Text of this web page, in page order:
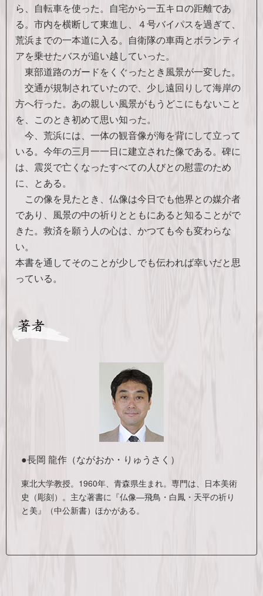
ら、自転車を使った。自宅から一五キロの距離であ
る。市内を横断して東進し、４号バイパスを過ぎて、
荒浜までの一本道に入る。自衛隊の車両とボランティ
アを乗せたバスが追い越していった。
東部道路のガードをくぐったとき風景が一変した。
交通が規制されていたので、少し遠回りして海岸の
方へ行った。あの親しい風景がもうどこにもないこと
を、このとき初めて思い知った。
今、荒浜には、一体の観音像が海を背にして立って
いる。今年の三月一一日に建立された像である。碑に
は、震災で亡くなったすべての人びとの慰霊のため
に、とある。
この像を見たとき、仏像は今日でも他界との媒介者
であり、風景の中の祈りとともにあると知ることがで
きた。救済を願う人の心は、かつても今も変わらな
い。
本書を通してそのことが少しでも伝われば幸いだと思
っている。
●長岡 龍作（ながおか・りゅうさく）
東北大学教授。1960年、青森県生まれ。専門は、日本美術
史（彫刻）。主な著書に『仏像―飛鳥・白鳳・天平の祈り
と美』（中公新書）ほかがある。